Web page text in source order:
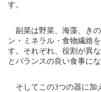
す。
副菜は野菜、海藻、き
ン・ミネラル・食物繊維
す。それぞれ、役割が異
とバランスの良い食事にな
そしてこの3つの器に加